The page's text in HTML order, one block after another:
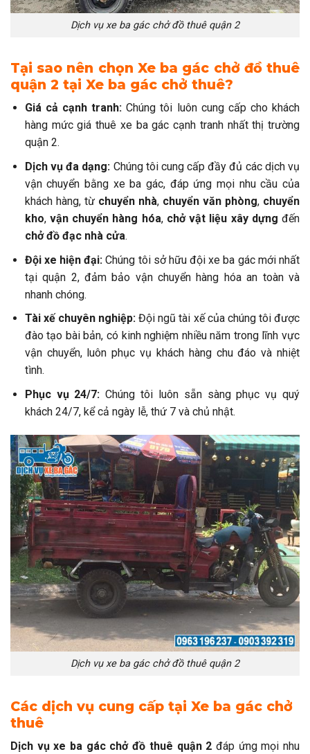
Dịch vụ xe ba gác chở đồ thuê quận 2
Tại sao nên chọn Xe ba gác chở đồ thuê
quận 2 tại Xe ba gác chở thuê?
Giá cả cạnh tranh: Chúng tôi luôn cung cấp cho khách
hàng mức giá thuê xe ba gác cạnh tranh nhất thị trường
quận 2.
Dịch vụ đa dạng: Chúng tôi cung cấp đầy đủ các dịch vụ
vận chuyển bằng xe ba gác, đáp ứng mọi nhu cầu của
khách hàng, từ chuyển nhà, chuyển văn phòng, chuyển
kho,vận chuyển hàng hóa, chở vật liệu xây dựng đến
chở đồ đạc nhà cửa.
Đội xe hiện đại: Chúng tôi sở hữu đội xe ba gác mới nhất
tại quận 2, đảm bảo vận chuyển hàng hóa an toàn và
nhanh chóng.
Tài xế chuyên nghiệp: Đội ngũ tài xế của chúng tôi được
đào tạo bài bản, có kinh nghiệm nhiều năm trong lĩnh vực
vận chuyển, luôn phục vụ khách hàng chu đáo và nhiệt
tình.
Phục vụ 24/7: Chúng tôi luôn sẵn sàng phục vụ quý
khách 24/7, kể cả ngày lễ, thứ 7 và chủ nhật.
Dịch vụ xe ba gác chở đồ thuê quận 2
Các dịch vụ cung cấp tại Xe ba gác chở
thuê
Dịch vụ xe ba gác chở đồ thuê quận 2 đáp ứng mọi nhu